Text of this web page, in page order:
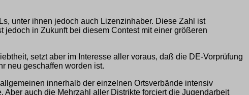
unter ihnen jedoch auch Lizenzinhaber. Diese Zahl ist
in Zukunft bei diesem Contest mit einer größeren
setzt aber im Interesse aller voraus, daß die DE-Vorprüfung
neu geschaffen worden ist.
innerhalb der einzelnen Ortsverbände intensiv
auch die Mehrzahl aller Distrikte forciert die Jugendarbeit